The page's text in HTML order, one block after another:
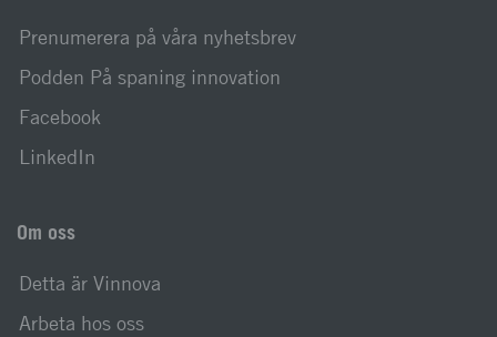
Prenumerera på våra nyhetsbrev
Podden På spaning innovation
Facebook
LinkedIn
Om oss
Detta är Vinnova
Arbeta hos oss